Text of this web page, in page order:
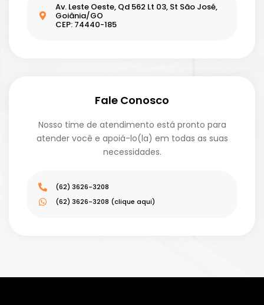
Av. Leste Oeste, Qd 562 Lt 03, St São José,
Goiânia/GO
CEP: 74440-185
Fale Conosco
Nosso time de atendimento está pronto para
atender você e apoiá-lo(la) em todas as suas
necessidades.
(62) 3626-3208
(62) 3626-3208 (clique aqui)